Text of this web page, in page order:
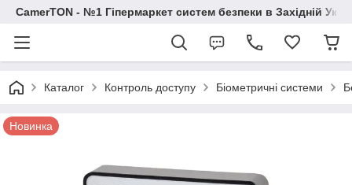
CamerTON - №1 Гіпермаркет систем безпеки в Західній
Каталог Контроль доступу Біометричні системи
Новинка